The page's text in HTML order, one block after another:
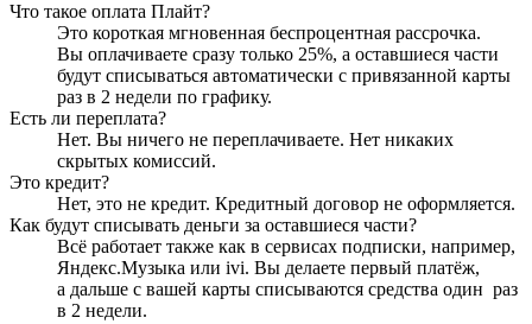
Что такое оплата Плайт?
Это короткая мгновенная беспроцентная рассрочка.
Вы оплачиваете сразу только 25%, а оставшиеся части
будут списываться автоматически с привязанной карты
раз в 2 недели по графику.
Есть ли переплата?
Нет. Вы ничего не переплачиваете. Нет никаких
скрытых комиссий.
Это кредит?
Нет, это не кредит. Кредитный договор не оформляется.
Как будут списывать деньги за оставшиеся части?
Всё работает также как в сервисах подписки, например,
Яндекс.Музыка или ivi. Вы делаете первый платёж,
а дальше с вашей карты списываются средства один раз
в 2 недели.